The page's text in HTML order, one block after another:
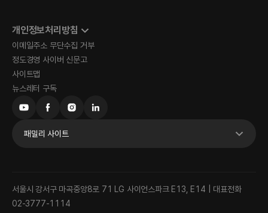
개인정보처리방침
이메일주소 무단수집 거부
정도경영 사이버 신문고
사이트맵
뉴스레터 구독
패밀리 사이트
서울시 강서구 마곡중앙8로 71 LG 사이언스파크 E13, E14 | 대표전화
02-3777-1114